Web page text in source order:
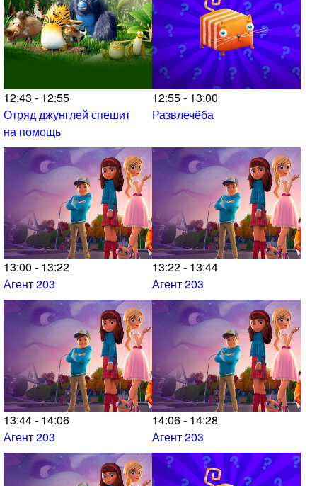
12:43 - 12:55
Отряд джунглей спешит
на помощь
12:55 - 13:00
Развлечёба
13:00 - 13:22
Агент 203
13:22 - 13:44
Агент 203
13:44 - 14:06
Агент 203
14:06 - 14:28
Агент 203